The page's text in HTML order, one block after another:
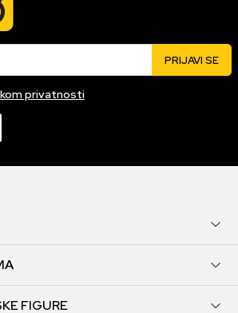
PRIJAVI SE
privatnosti
FIGURE